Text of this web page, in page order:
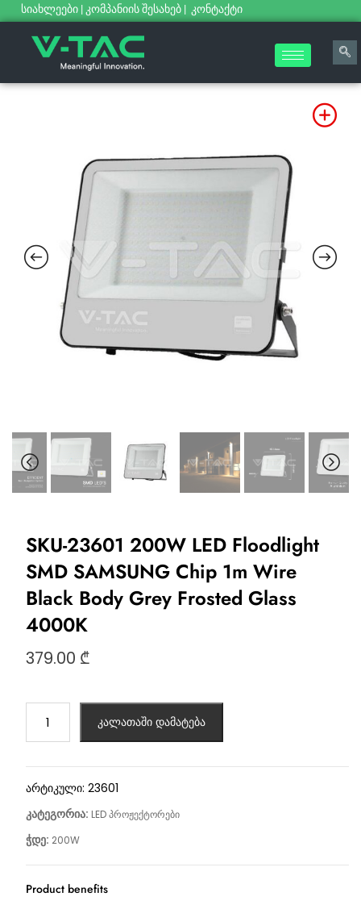
სიახლეები | კომპანიის შესახებ | კონტაქტი
SKU-23601 200W LED Floodlight
SMD SAMSUNG Chip 1m Wire
Black Body Grey Frosted Glass
4000K
379.00 ₾
კალათაში დამატება
არტიკული: 23601
კატეგორია: LED პროჟექტორები
ჭდე: 200W
Product benefits